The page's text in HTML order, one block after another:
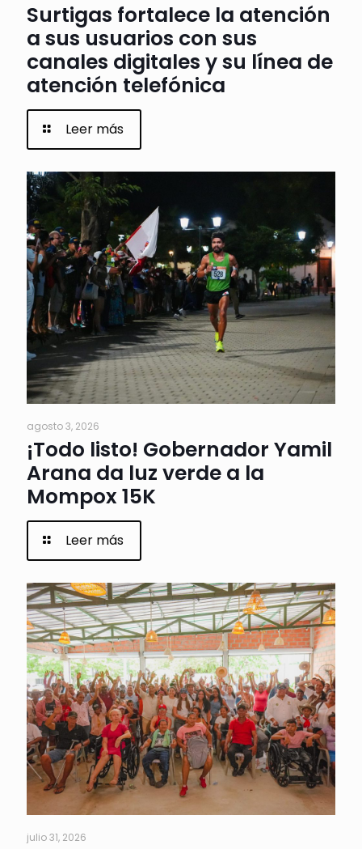
Surtigas fortalece la atención
a sus usuarios con sus
canales digitales y su línea de
atención telefónica
Leer más
agosto 3, 2026
¡Todo listo! Gobernador Yamil
Arana da luz verde a la
Mompox 15K
Leer más
julio 31, 2026